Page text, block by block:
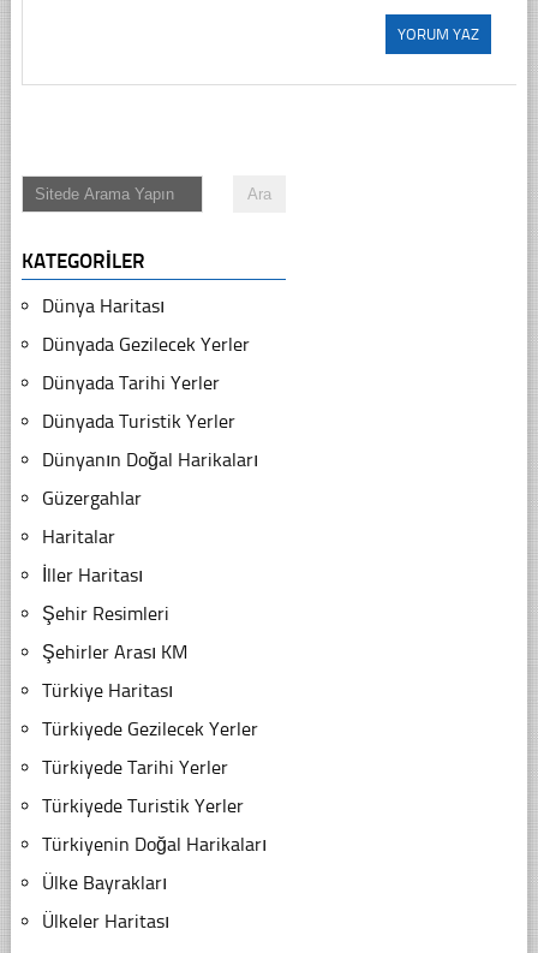
KATEGORILER
Dünya Haritası
Dünyada Gezilecek Yerler
Dünyada Tarihi Yerler
Dünyada Turistik Yerler
Dünyanın Doğal Harikaları
Güzergahlar
Haritalar
İller Haritası
Şehir Resimleri
Şehirler Arası KM
Türkiye Haritası
Türkiyede Gezilecek Yerler
Türkiyede Tarihi Yerler
Türkiyede Turistik Yerler
Türkiyenin Doğal Harikaları
Ülke Bayrakları
Ülkeler Haritası